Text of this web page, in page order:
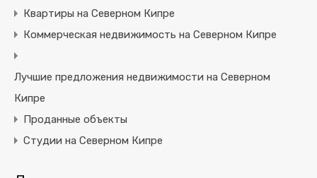
Квартиры на Северном Кипре
Коммерческая недвижимость на Северном Кипре
Лучшие предложения недвижимости на Северном
Кипре
Проданные объекты
Студии на Северном Кипре